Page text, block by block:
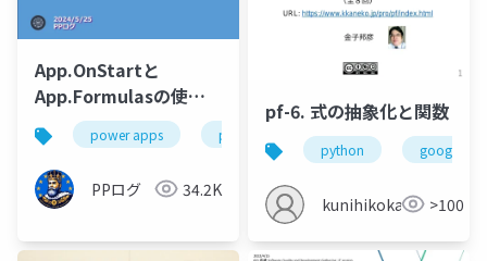
App.OnStartと
App.Formulasの使い
分け (ビリビリ☆Power
Apps 同好会 登壇大会
＃1)
power apps powerapps コーディング
PPログ 34.2K
pf-6. 式の抽象化と関数
python google
kunihikokaneko>100